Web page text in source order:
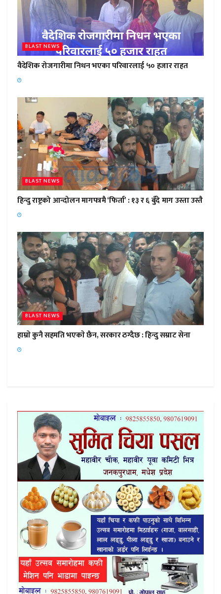
BLAST NEWS
वैदेशिक रोजगारीमा निधन भएका परिवारलाई ५० हजार राहत
BLAST NEWS
हिन्दु राष्ट्रको आन्दोलन मागपत्रमै ‘फिर्ता’ : १३ र ६ बुँदे माग उस्ता उस्तै
BLAST NEWS
हाम्राे कुनै सहमति भएकाे छैन, सरकार ठग्दैछ : हिन्दु सम्राट सेना